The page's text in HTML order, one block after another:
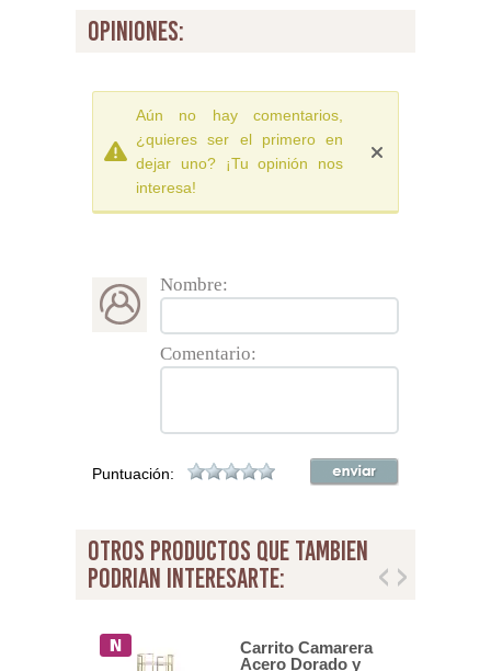
opiniones:
Aún no hay comentarios,
¿quieres ser el primero en
dejar uno? ¡Tu opinión nos
interesa!
Nombre:
Comentario:
Puntuación:
otros productos que tambien
podrian interesarte:
Carrito Camarera
Acero Dorado y